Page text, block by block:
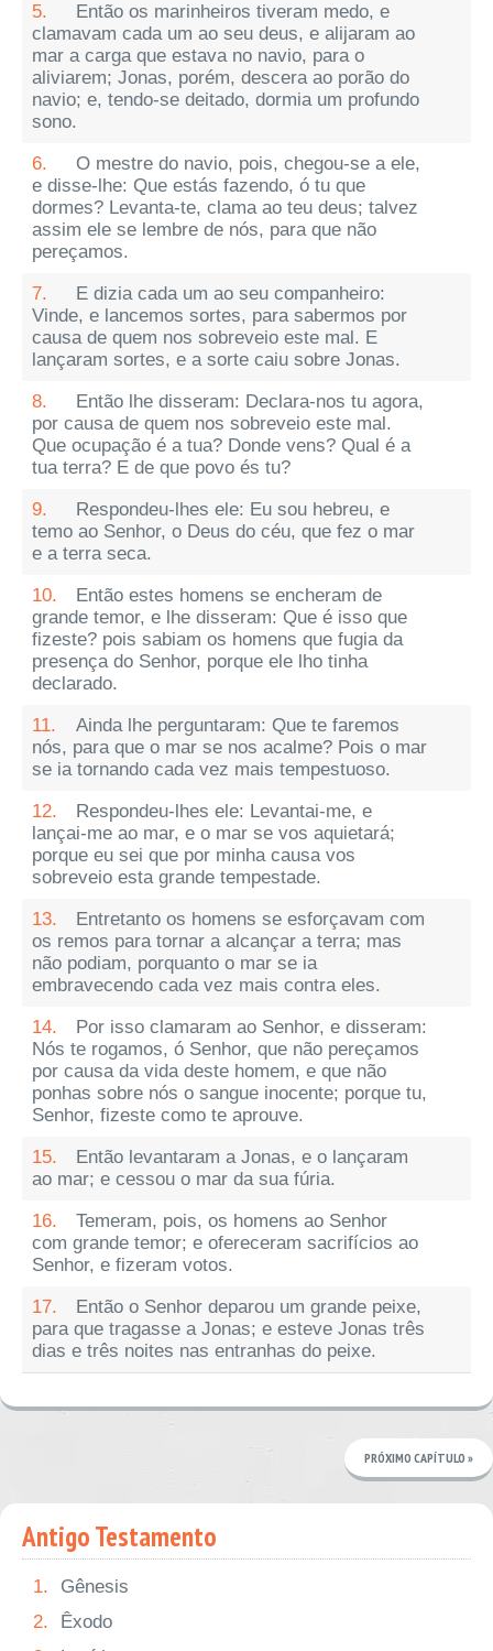
5.
Então os marinheiros tiveram medo, e
clamavam cada um ao seu deus, e alijaram ao
mar a carga que estava no navio, para o
aliviarem; Jonas, porém, descera ao porão do
navio; e, tendo-se deitado, dormia um profundo
sono.
6.
O mestre do navio, pois, chegou-se a ele,
e disse-lhe: Que estás fazendo, ó tu que
dormes? Levanta-te, clama ao teu deus; talvez
assim ele se lembre de nós, para que não
pereçamos.
7.
E dizia cada um ao seu companheiro:
Vinde, e lancemos sortes, para sabermos por
causa de quem nos sobreveio este mal. E
lançaram sortes, e a sorte caiu sobre Jonas.
8.
Então lhe disseram: Declara-nos tu agora,
por causa de quem nos sobreveio este mal.
Que ocupação é a tua? Donde vens? Qual é a
tua terra? E de que povo és tu?
9.
Respondeu-lhes ele: Eu sou hebreu, e
temo ao Senhor, o Deus do céu, que fez o mar
e a terra seca.
10.
Então estes homens se encheram de
grande temor, e lhe disseram: Que é isso que
fizeste? pois sabiam os homens que fugia da
presença do Senhor, porque ele lho tinha
declarado.
11.
Ainda lhe perguntaram: Que te faremos
nós, para que o mar se nos acalme? Pois o mar
se ia tornando cada vez mais tempestuoso.
12.
Respondeu-lhes ele: Levantai-me, e
lançai-me ao mar, e o mar se vos aquietará;
porque eu sei que por minha causa vos
sobreveio esta grande tempestade.
13.
Entretanto os homens se esforçavam com
os remos para tornar a alcançar a terra; mas
não podiam, porquanto o mar se ia
embravecendo cada vez mais contra eles.
14.
Por isso clamaram ao Senhor, e disseram:
Nós te rogamos, ó Senhor, que não pereçamos
por causa da vida deste homem, e que não
ponhas sobre nós o sangue inocente; porque tu,
Senhor, fizeste como te aprouve.
15.
Então levantaram a Jonas, e o lançaram
ao mar; e cessou o mar da sua fúria.
16.
Temeram, pois, os homens ao Senhor
com grande temor; e ofereceram sacrifícios ao
Senhor, e fizeram votos.
17.
Então o Senhor deparou um grande peixe,
para que tragasse a Jonas; e esteve Jonas três
dias e três noites nas entranhas do peixe.
PRÓXIMO CAPÍTULO »
Antigo Testamento
1.
Gênesis
2.
Êxodo